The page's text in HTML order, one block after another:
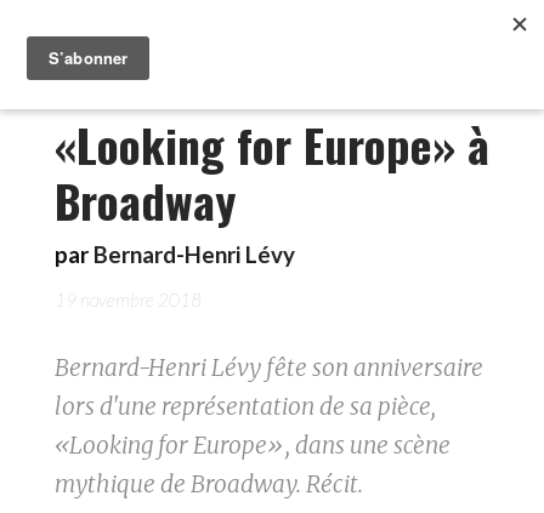
«Looking for Europe» à
Broadway
par Bernard-Henri Lévy
19 novembre 2018
Bernard-Henri Lévy fête son anniversaire
lors d'une représentation de sa pièce,
«Looking for Europe», dans une scène
mythique de Broadway. Récit.